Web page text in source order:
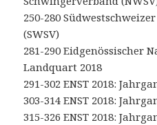
250-280
(SWSV)
281-290 Eidgenössischer
Landquart 2018
291-302 ENST 2018:
303-314 ENST 2018:
315-326 ENST 2018: